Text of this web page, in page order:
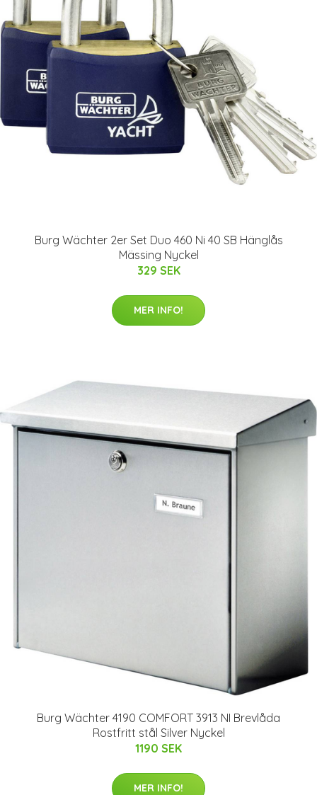
Burg Wächter 2er Set Duo 460 Ni 40 SB Hänglås
Mässing Nyckel
329 SEK
MER INFO!
Burg Wächter 4190 COMFORT 3913 NI Brevlåda
Rostfritt stål Silver Nyckel
1190 SEK
MER INFO!